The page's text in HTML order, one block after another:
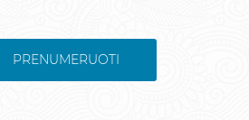
PRENUMERUOTI